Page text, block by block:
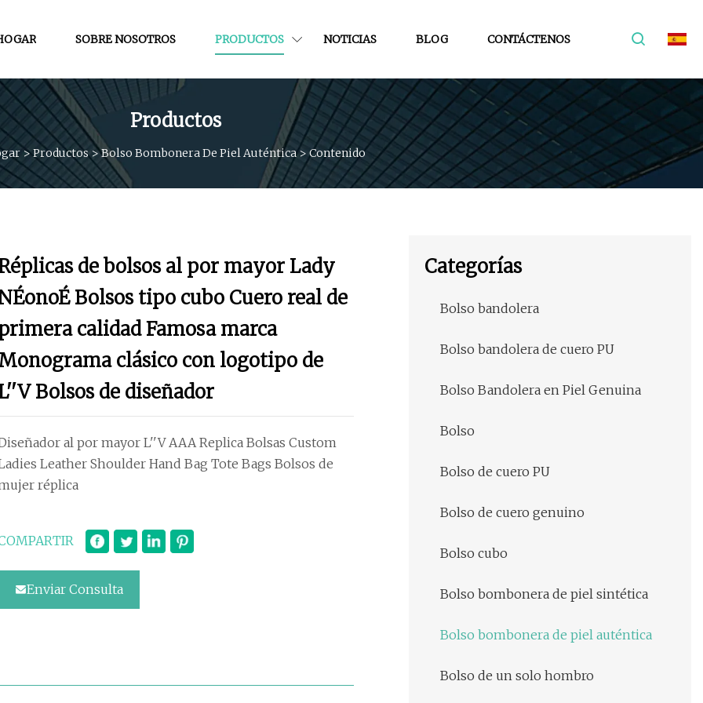
SOBRE NOSOTROS PRODUCTOS NOTICIAS BLOG CONTÁCTENOS
Productos
>Productos>Bolso Bombonera De Piel Auténtica> Contenido
de bolsos al por mayor Lady
Bolsos tipo cubo Cuero real de
calidad Famosa marca
clásico con logotipo de
Bolsos de diseñador
al por mayor L''V AAA Replica Bolsas Custom
Leather Shoulder Hand Bag Tote Bags Bolsos de
réplica
Enviar Consulta
Categorías
Bolso bandolera
Bolso bandolera de cuero PU
Bolso Bandolera en Piel Genuina
Bolso
Bolso de cuero PU
Bolso de cuero genuino
Bolso cubo
Bolso bombonera de piel sintética
Bolso bombonera de piel auténtica
Bolso de un solo hombro